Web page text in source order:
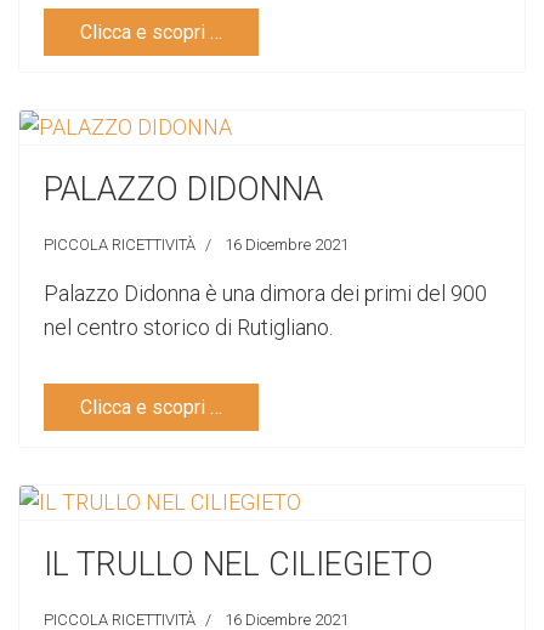
Clicca e scopri …
PALAZZO DIDONNA
PICCOLA RICETTIVITÀ 16 Dicembre 2021
Palazzo Didonna è una dimora dei primi del 900
nel centro storico di Rutigliano.
Clicca e scopri …
IL TRULLO NEL CILIEGIETO
PICCOLA RICETTIVITÀ 16 Dicembre 2021